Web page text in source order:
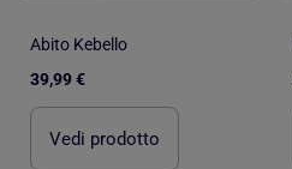
Abito Kebello
39,99 €
Vedi prodotto